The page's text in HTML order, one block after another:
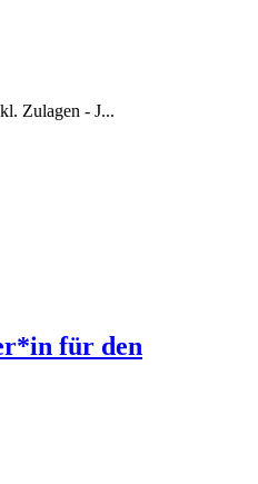
Zulagen - J...
für den